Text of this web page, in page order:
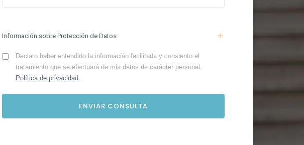
Información sobre Protección de Datos
Declaro haber entendido la información facilitada y consiento el
tratamiento que se efectuará de mis datos de carácter personal.
Política de privacidad.